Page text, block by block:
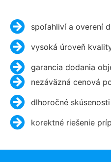
spoľahliví a overení
vysoká úroveň
garancia dodania
nezáväzná cenová
dlhoročné
korektné riešenie